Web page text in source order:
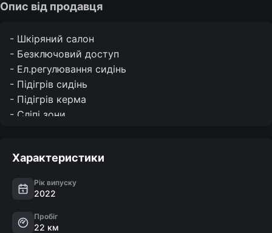
Опис від продавця
- Шкіряний салон
- Безключовий доступ
- Ел.регулювання сидінь
- Підігрів сидінь
- Підігрів керма
- Сліпі зони
- Kамера заднього виду
- Круїз контроль
- Блокування повного приводу
Характеристики
Рік випуску
2022
Пробіг
22 км